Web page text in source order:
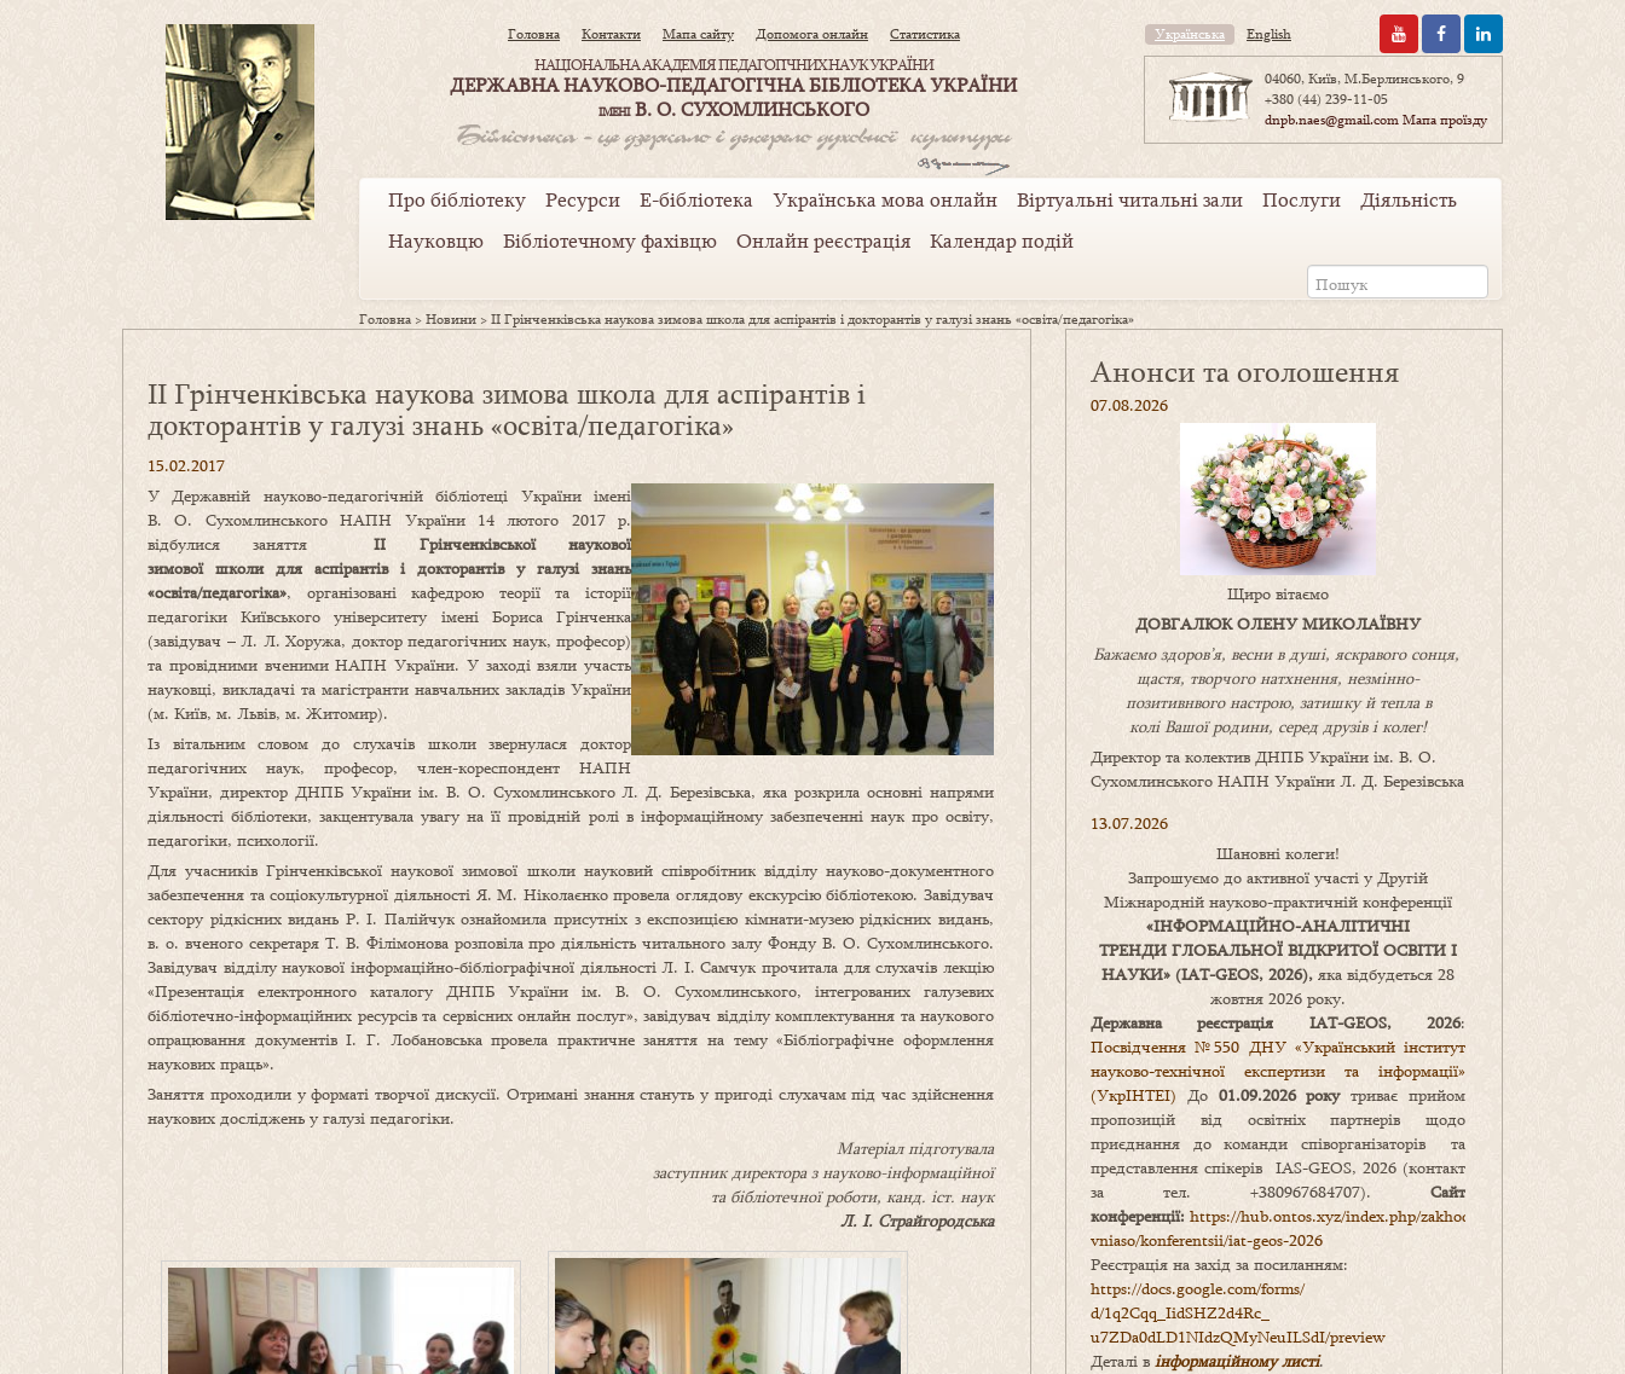
Головна Контакти Мапа сайту Допомога онлайн Статистика
НАЦІОНАЛЬНА АКАДЕМІЯ ПЕДАГОГІЧНИХ НАУК УКРАЇНИ
ДЕРЖАВНА НАУКОВО-ПЕДАГОГІЧНА БІБЛІОТЕКА УКРАЇНИ
ІМЕНІВ. О. СУХОМЛИНСЬКОГО
Українська English
04060, Київ, М.Берлинського, 9
+380 (44) 239-11-05
dnpb.naes@gmail.comМапа проїзду
Про бібліотеку Ресурси Е-бібліотека Українська мова онлайн Віртуальні читальні зали Послуги
Діяльність
Науковцю
Бібліотечному фахівцю Онлайн реєстрація Календар подій
Головна >Новини >ІІ Грінченківська наукова зимова школа для аспірантів і докторантів у галузі знань «освіта/педагогіка»
ІІ Грінченківська наукова зимова школа для аспірантів і
докторантів у галузі знань «освіта/педагогіка»
15.02.2017
У Державній науково-педагогічній бібліотеці України імені
В. О. Сухомлинського НАПН України 14 лютого 2017 р.
відбулися заняттяІІ Грінченківської наукової
зимової школи для аспірантів і докторантів у галузі знань
«освіта/педагогіка», організовані кафедрою теорії та історії
педагогіки Київського університету імені Бориса Грінченка
(завідувач – Л. Л. Хоружа, доктор педагогічних наук, професор)
та провідними вченими НАПН України. У заході взяли участь
науковці, викладачі та магістранти навчальних закладів України
(м. Київ, м. Львів, м. Житомир).
Із вітальним словом до слухачів школи звернулася доктор
педагогічних наук, професор, член-кореспондент НАПН
України, директор ДНПБ України ім. В. О. Сухомлинського Л. Д. Березівська, яка розкрила основні напрями
діяльності бібліотеки, закцентувала увагу на її провідній ролі в інформаційному забезпеченні наук про освіту,
педагогіки, психології.
Для учасників Грінченківської наукової зимової школи науковий співробітник відділу науково-документного
забезпечення та соціокультурної діяльності Я. М. Ніколаєнко провела оглядову екскурсію бібліотекою. Завідувач
сектору рідкісних видань Р. І. Палійчук ознайомила присутніх з експозицією кімнати-музею рідкісних видань,
в. о. вченого секретаря Т. В. Філімонова розповіла про діяльність читального залу Фонду В. О. Сухомлинського.
Завідувач відділу наукової інформаційно-бібліографічної діяльності Л. І. Самчук прочитала для слухачів лекцію
«Презентація електронного каталогу ДНПБ України ім. В. О. Сухомлинського, інтегрованих галузевих
бібліотечно-інформаційних ресурсів та сервісних онлайн послуг», завідувач відділу комплектування та наукового
опрацювання документів І. Г. Лобановська провела практичне заняття на тему «Бібліографічне оформлення
наукових праць».
Заняття проходили у форматі творчої дискусії. Отримані знання стануть у пригоді слухачам під час здійснення
наукових досліджень у галузі педагогіки.
Матеріал підготувала
заступник директора з науково-інформаційної
та бібліотечної роботи, канд. іст. наук
Л. І. Страйгородська
Анонси та оголошення
07.08.2026
Щиро вітаємо
ДОВГАЛЮК ОЛЕНУ МИКОЛАЇВНУ
Бажаємо здоров’я, весни в душі, яскравого сонця,
щастя, творчого натхнення, незмінно-
позитивнвого настрою, затишкуйтепла в
коліВашоїродини, серед друзів і колег!
Директор та колектив ДНПБ України ім. В. О.
Сухомлинського НАПН України Л. Д. Березівська
13.07.2026
Шановні колеги!
Запрошуємо до активної участі у Другій
Міжнародній науково-практичній конференції
«ІНФОРМАЦІЙНО-АНАЛІТИЧНІ
ТРЕНДИ ГЛОБАЛЬНОЇ ВІДКРИТОЇ ОСВІТИ І
НАУКИ» (IAT-GEOS, 2026), яка відбудеться 28
жовтня 2026 року.
Державна реєстрація IAT-GEOS, 2026:
Посвідчення №550 ДНУ «Український інститут
науково-технічної експертизи та інформації»
(УкрІНТЕІ) До 01.09.2026 рокутриває прийом
пропозицій від освітніх партнерів щодо
приєднання до команди співорганізаторів та
представлення спікерів IAS-GEOS, 2026 (контакт
за тел. +380967684707). Сайт
конференції: https://hub.ontos.xyz/index.php/zakhody-
vniaso/konferentsii/iat-geos-2026
Реєстрація на захід за посиланням:
https://docs.google.com/forms/
d/1q2Cqq_IidSHZ2d4Rc_
u7ZDa0dLD1NIdzQMyNeuILSdI/preview
Деталі в інформаційному листі.